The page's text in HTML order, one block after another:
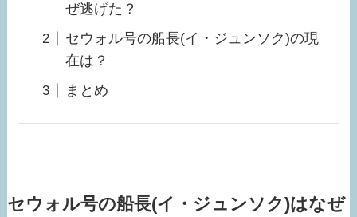
ぜ逃げた？
セウォル号の船長(イ・ジュンソク)の現
在は？
まとめ
セウォル号の船長(イ・ジュンソク)はなぜ